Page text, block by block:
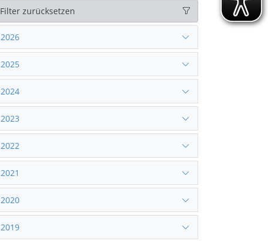
Filter zurücksetzen
2026
2025
2024
2023
2022
2021
2020
2019